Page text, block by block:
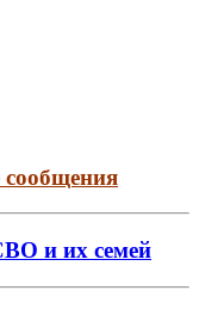
и их семей